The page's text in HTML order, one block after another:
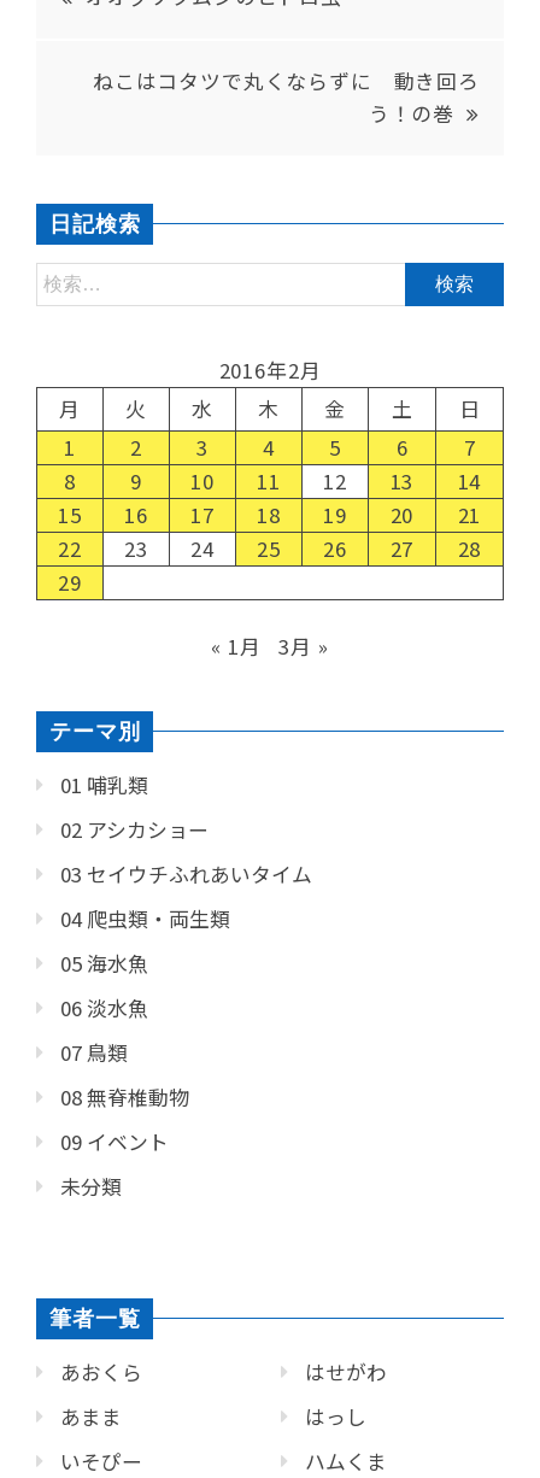
ねこはコタツで丸くならずに 動き回ろ
う！の巻
日記検索
2016年2月
月
火 水 木 金 土
日
1
2 3 4 5 6
7
8
9 10 11 12 13
14
15
16 17 18 19 20
21
22
23 24 25 26 27
28
29
« 1月 3月 »
テーマ別
01 哺乳類
02 アシカショー
03 セイウチふれあいタイム
04 爬虫類・両生類
05 海水魚
06 淡水魚
07 鳥類
08 無脊椎動物
09 イベント
未分類
筆者一覧
あおくら
あまま
いそぴー
はせがわ
はっし
ハムくま